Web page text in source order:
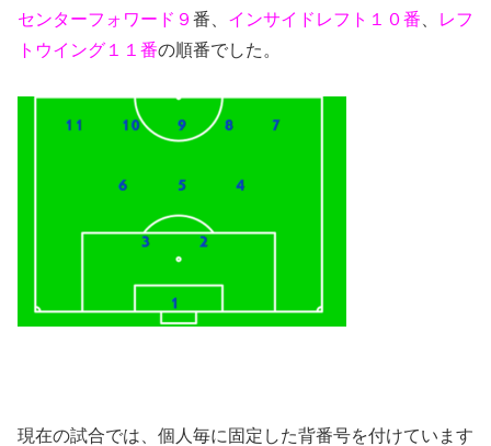
センターフォワード９ 番、 インサイドレフト１０番
レフ
トウイング１１番の順番でした。
現在の試合では、個人毎に固定した背番号を付けています